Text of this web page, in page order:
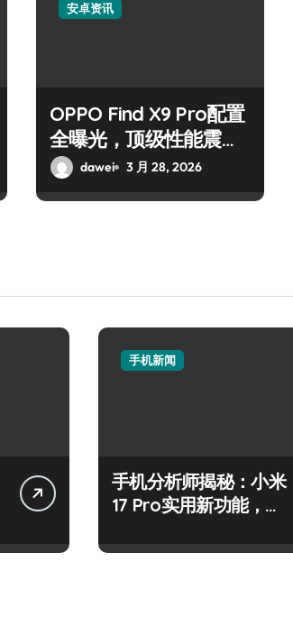
安卓资讯
OPPO Find X9 Pro配置
全曝光，顶级性能震撼
来袭！
dawei 3 月 28, 2026
手机新闻
手机分析师揭秘：小米
17 Pro实用新功能，抢